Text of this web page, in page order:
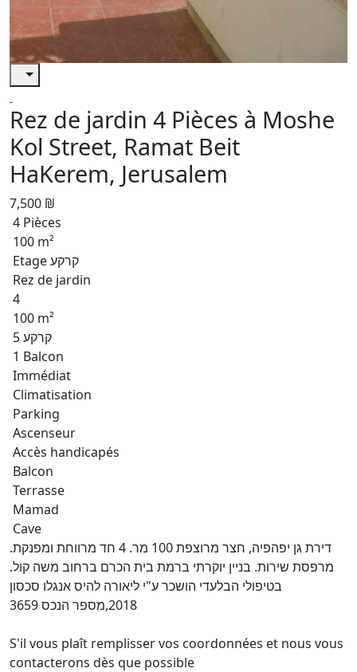
Rez de jardin 4 Pièces à Moshe
Kol Street, Ramat Beit
HaKerem, Jerusalem
7,500 ₪
4 Pièces
100 m²
Etage קרקע
Rez de jardin
4
100 m²
קרקע 5
1 Balcon
Immédiat
Climatisation
Parking
Ascenseur
Accès handicapés
Balcon
Terrasse
Mamad
Cave
דירת גן יפהפיה, חצר מרוצפת 100 מר. 4 חד מרווחת ומפנקת.
מרפסת שירות. בניין יוקרתי ברמת בית הכרם ברחוב משה קול.
בטיפולי הבלעדי הושכר ע"י ליאורה להיס אנגלו סכסון
2018,מספר הנכס 3659
S'il vous plaît remplisser vos coordonnées et nous vous
contacterons dès que possible